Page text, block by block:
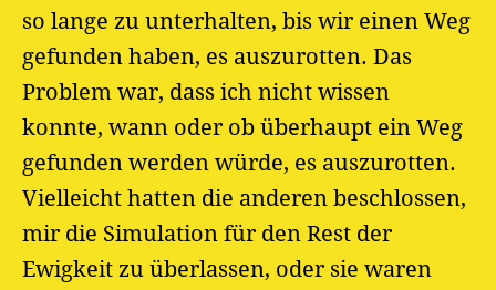
so lange zu unterhalten, bis wir einen Weg
gefunden haben, es auszurotten. Das
Problem war, dass ich nicht wissen
konnte, wann oder ob überhaupt ein Weg
gefunden werden würde, es auszurotten.
Vielleicht hatten die anderen beschlossen,
mir die Simulation für den Rest der
Ewigkeit zu überlassen, oder sie waren